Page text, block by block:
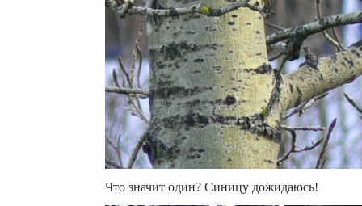
Что значит один? Синицу дожидаюсь!